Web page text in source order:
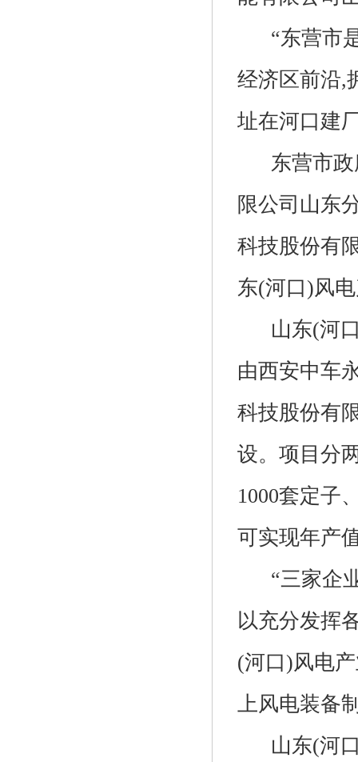
“东营市是
经济区前沿,
址在河口建
东营市政
限公司山东
科技股份有
东(河口)风
山东(河口)
由西安中车
科技股份有
设。项目分
1000套定子
可实现年产
“三家企业
以充分发挥
(河口)风电
上风电装备
山东(河口)